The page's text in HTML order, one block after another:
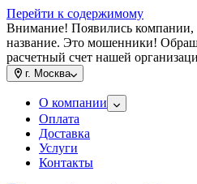
Перейти к содержимому
Внимание! Появились компании,
название. Это мошенники!
расчетный счет нашей
г. Москва
О компании
Оплата
Доставка
Услуги
Контакты